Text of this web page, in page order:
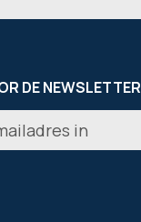
DE NEWSLETTER